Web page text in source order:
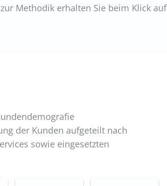
Methodik erhalten Sie beim Klick auf
der Kunden aufgeteilt nach
sowie eingesetzten